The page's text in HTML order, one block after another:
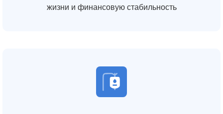
жизни и финансовую стабильность